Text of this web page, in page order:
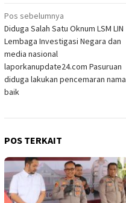
Navigasi
pos
Pos sebelumnya
Diduga Salah Satu Oknum LSM LIN
Lembaga Investigasi Negara dan
media nasional
laporkanupdate24.com Pasuruan
diduga lakukan pencemaran nama
baik
POS TERKAIT